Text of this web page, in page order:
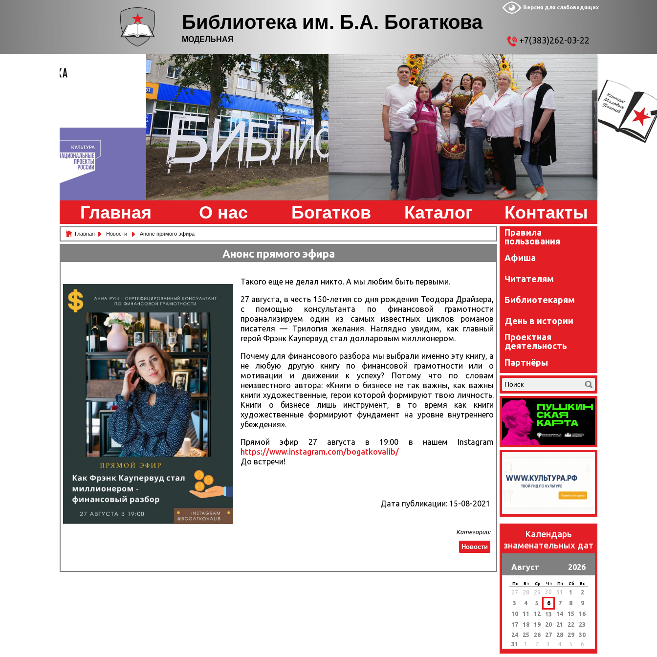
Библиотека им. Б.А. Богаткова
МОДЕЛЬНАЯ
Версия для слабовидящих
+7(383)262-03-22
Главная О нас Богатков Каталог Контакты
Главная Новости Анонс прямого эфира
Анонс прямого эфира
Такого еще не делал никто. А мы любим быть первыми.
27 августа, в честь 150-летия со дня рождения Теодора Драйзера,
с помощью консультанта по финансовой грамотности
проанализируем один из самых известных циклов романов
писателя — Трилогия желания. Наглядно увидим, как главный
герой Фрэнк Каупервуд стал долларовым миллионером.
Почему для финансового разбора мы выбрали именно эту книгу, а
не любую другую книгу по финансовой грамотности или о
мотивации и движении к успеху? Потому что по словам
неизвестного автора: «Книги о бизнесе не так важны, как важны
книги художественные, герои которой формируют твою личность.
Книги о бизнесе лишь инструмент, в то время как книги
художественные формируют фундамент на уровне внутреннего
убеждения».
Прямой эфир 27 августа в 19:00 в нашем Instagram
https://www.instagram.com/bogatkovalib/
До встречи!
Дата публикации: 15-08-2021
Категории:
Новости
Правила
пользования
Афиша
Читателям
Библиотекарям
День в истории
Проектная
деятельность
Партнёры
Календарь
знаменательных дат
Август 2026
Пн Вт Ср Чт Пт Сб Вс
27 28 29 30 31 1
2
3
4 5 6 7 8
9
10
11 12 13 14 15
16
17
18 19 20 21 22
23
24
25 26 27 28 29
30
31
1 2 3 4 5 6